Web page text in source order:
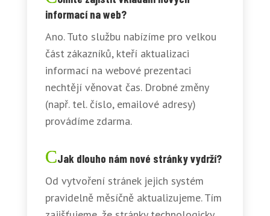
informací na web?
Ano. Tuto službu nabízíme pro velkou
část zákazníků, kteří aktualizaci
informací na webové prezentaci
nechtějí věnovat čas. Drobné změny
(např. tel. číslo, emailové adresy)
provádíme zdarma.
Jak dlouho nám nové stránky vydrží?
Od vytvoření stránek jejich systém
pravidelně měsíčně aktualizujeme. Tím